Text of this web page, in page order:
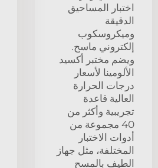
اختبار المساحيق
الدقيقة
وميكروسكوب
إلكتروني ماسح.
ويضم مختبر أكسيد
الألومينا لأسعار
درجات الحرارة
العالية قاعدة
تجريبية وأكثر من
40 مجموعة من
أدوات الاختبار
المختلفة، مثل جهاز
الطيف بالمسح